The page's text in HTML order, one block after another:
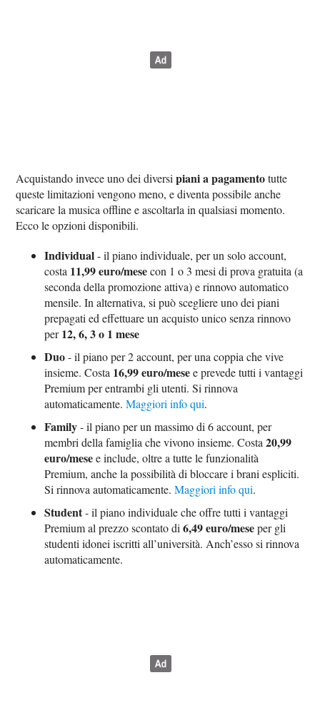
Acquistando invece uno dei diversipiani a pagamentotutte
queste limitazioni vengono meno, e diventa possibile anche
scaricare la musica offline e ascoltarla in qualsiasi momento.
Ecco le opzioni disponibili.
Individual- il piano individuale, per un solo account,
costa 11,99 euro/mesecon 1 o 3 mesi di prova gratuita (a
seconda della promozione attiva) e rinnovo automatico
mensile. In alternativa, si può scegliere uno dei piani
prepagati ed effettuare un acquisto unico senza rinnovo
per12, 6, 3 o 1 mese
Duo- il piano per 2 account, per una coppia che vive
insieme. Costa 16,99 euro/mesee prevede tutti i vantaggi
Premium per entrambi gli utenti. Si rinnova
automaticamente.Maggiori info qui.
Family- il piano per un massimo di 6 account, per
membri della famiglia che vivono insieme. Costa20,99
euro/mesee include, oltre a tutte le funzionalità
Premium, anche la possibilità di bloccare i brani espliciti.
Si rinnova automaticamente.Maggiori info qui.
Student- il piano individuale che offre tutti i vantaggi
Premium al prezzo scontato di6,49 euro/meseper gli
studenti idonei iscritti all’università. Anch’esso si rinnova
automaticamente.